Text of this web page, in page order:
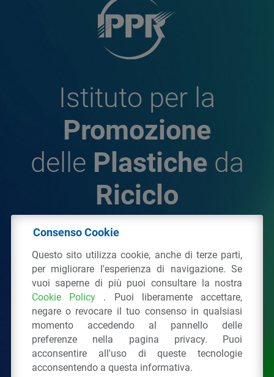
Istituto per la
Promozione
delle Plastiche da
Riciclo
Plastiche da Riciclo
C.F. 97381090154
Via San Vittore 36 20123Milano (MI)
Tel.: 02 43928225.
Tutti i diritti riservati Privacy Policy &Cookie
Consenso Cookie
Questo sito utilizza cookie, anche di terze parti,
per migliorare l'esperienza di navigazione. Se
vuoi saperne di più puoi consultare la nostra
Cookie Policy . Puoi liberamente accettare,
negare o revocare il tuo consenso in qualsiasi
momento accedendo al pannello delle
preferenze nella pagina privacy. Puoi
acconsentire all'uso di queste tecnologie
acconsentendo a questa informativa.